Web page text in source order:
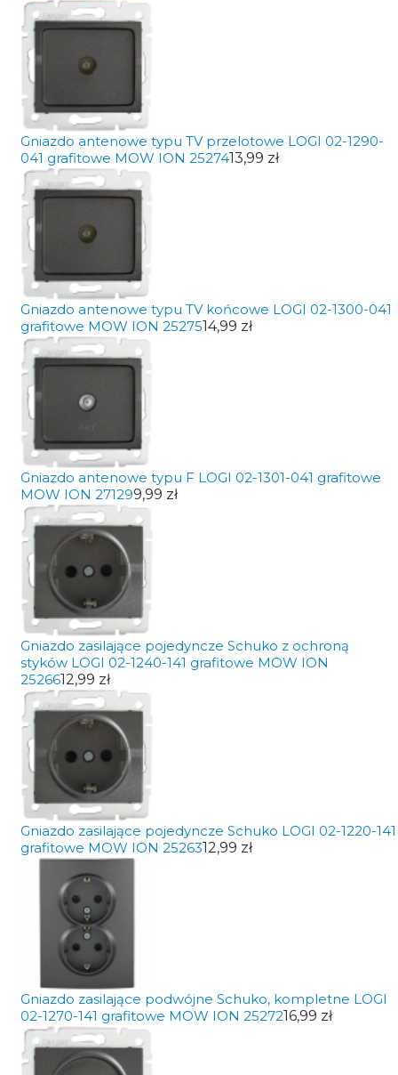
Gniazdo antenowe typu TV przelotowe LOGI 02-1290-
041 grafitowe MOW ION 2527413,99 zł
Gniazdo antenowe typu TV końcowe LOGI 02-1300-041
grafitowe MOW ION 2527514,99 zł
Gniazdo antenowe typu F LOGI 02-1301-041 grafitowe
MOW ION 271299,99 zł
Gniazdo zasilające pojedyncze Schuko z ochroną
styków LOGI 02-1240-141 grafitowe MOW ION
2526612,99 zł
Gniazdo zasilające pojedyncze Schuko LOGI 02-1220-141
grafitowe MOW ION 2526312,99 zł
Gniazdo zasilające podwójne Schuko, kompletne LOGI
02-1270-141 grafitowe MOW ION 2527216,99 zł